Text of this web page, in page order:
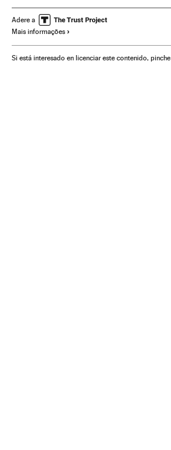
Relações internacionais África
Terrorismo
Adere a
Mais informações
Si está interesado en licenciar este contenido, pinche